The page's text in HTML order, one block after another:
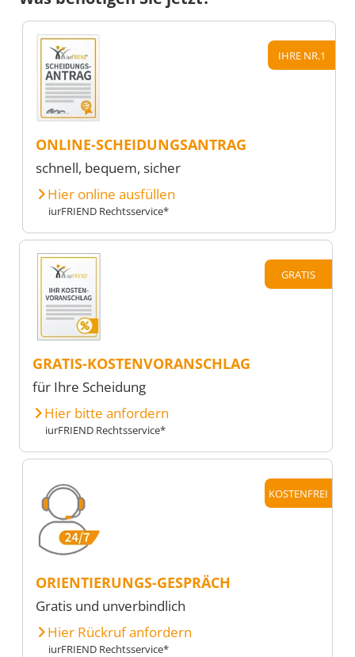
IHRE NR.1
ONLINE-SCHEIDUNGSANTRAG
schnell, bequem, sicher
Hier online ausfüllen
iurFRIEND Rechtsservice*
GRATIS
GRATIS-KOSTENVORANSCHLAG
für Ihre Scheidung
Hier bitte anfordern
iurFRIEND Rechtsservice*
KOSTENFREI
ORIENTIERUNGS-GESPRÄCH
Gratis und unverbindlich
Hier Rückruf anfordern
iurFRIEND Rechtsservice*